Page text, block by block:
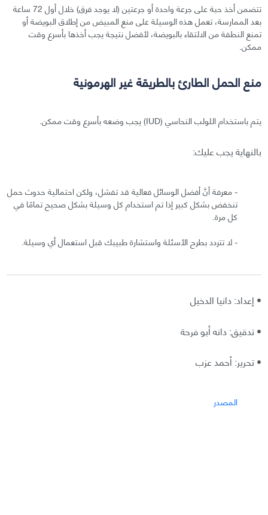
تتضمن أخذ حبة على جرعة واحدة أو جرعتين (لا يوجد فرق) خلال أول 72 ساعة
بعد الممارسة، تعمل هذه الوسيلة على منع المبيض من إطلاق البويضة أو
تمنع النطفة من الالتقاء بالبويضة، لأفضل نتيجة يجب أخذها بأسرع وقت
ممكن.
منع الحمل الطارئ بالطريقة غير الهرمونية
يتم باستخدام اللولب النحاسي (IUD) يجب وضعه بأسرع وقت ممكن.
بالنهاية يجب عليك:
- معرفة أنَّ أفضل الوسائل فعالية قد تفشل، ولكن احتمالية حدوث حمل
تنخفض بشكل كبير إذا تم استخدام كل وسيلة بشكل صحيح تمامًا في
كل مرة.
- لا تتردد بطرح الأسئلة واستشارة طبيبك قبل استعمال أي وسيلة.
• إعداد: دانيا الدخيل
• تدقيق: دانه أبو فرحة
• تحرير: أحمد عزب
المصدر